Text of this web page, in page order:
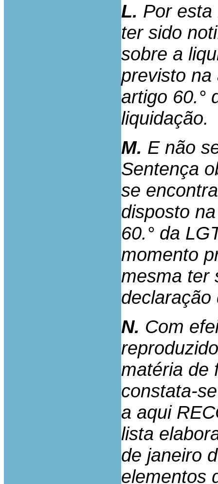
L. Por esta
ter sido
sobre a
previsto na
artigo 60.°
liquidação.
M. E não
Sentença
se
disposto
60.° da
momento
mesma ter
declaração
N. Com
matéria de
constata-
a aqui
lista
de janeiro
elementos